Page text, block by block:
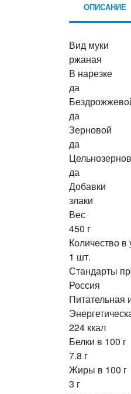
ОПИСАНИЕ
Вид муки
ржаная
В нарезке
да
да
Зерновой
да
да
Добавки
злаки
Вес
450 г
Количество в
1 шт.
Стандарты
Россия
Питательная
224 ккал
Белки в 100 г
7.8 г
Жиры в 100 г
3 г